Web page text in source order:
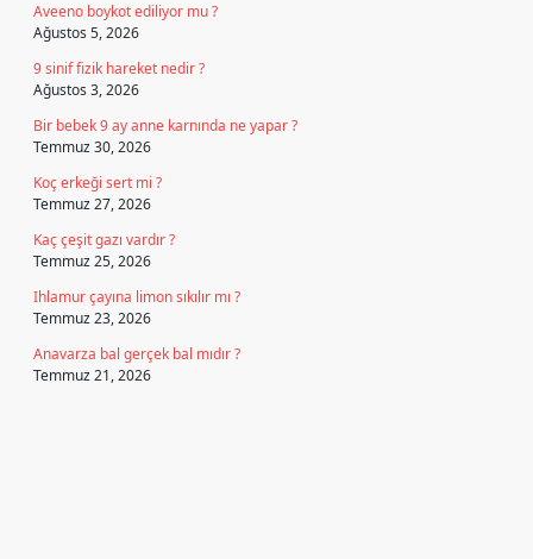
Aveeno boykot ediliyor mu ?
Ağustos 5, 2026
9 sinif fizik hareket nedir ?
Ağustos 3, 2026
Bir bebek 9 ay anne karnında ne yapar ?
Temmuz 30, 2026
Koç erkeği sert mi ?
Temmuz 27, 2026
Kaç çeşit gazı vardır ?
Temmuz 25, 2026
Ihlamur çayına limon sıkılır mı ?
Temmuz 23, 2026
Anavarza bal gerçek bal mıdır ?
Temmuz 21, 2026